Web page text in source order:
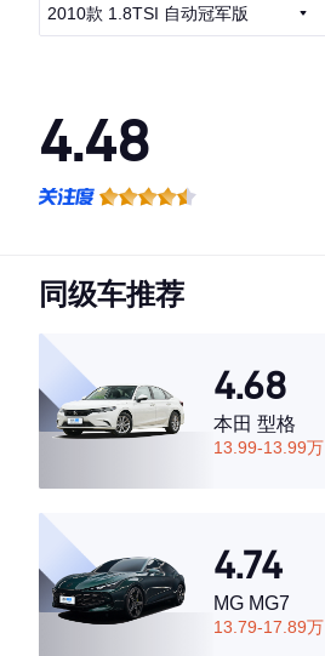
2010款 1.8TSI 自动冠军版
4.48
·空间表现一般，低于52%同级车
同级车推荐
4.68
本田 型格
13.99-13.99万
4.74
MG MG7
13.79-17.89万